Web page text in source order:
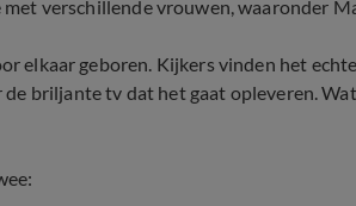
verschillende vrouwen, waaronder
elkaar geboren. Kijkers vinden het
briljante tv dat het gaat opleveren.